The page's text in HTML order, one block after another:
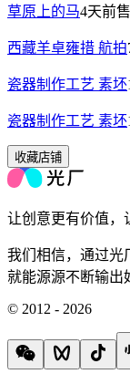
草原上的马4天前
西藏羊卓雍措 航拍
瓷器制作工艺 素坯
瓷器制作工艺 素坯
收藏店铺
让创意更有价值，
我们相信，通过光
就能源源不断输出
© 2012 - 2026